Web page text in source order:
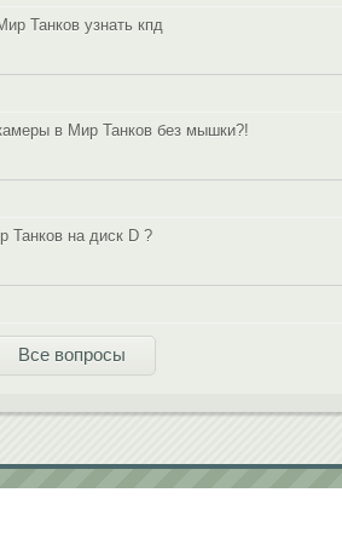
Танков узнать кпд
в Мир Танков без мышки?!
Танков на диск D ?
Все вопросы